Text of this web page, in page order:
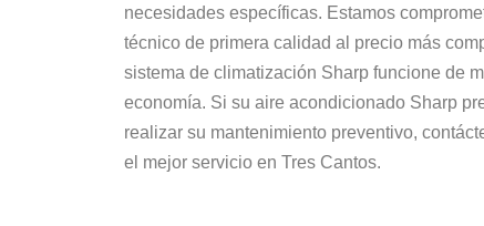
necesidades específicas. Estamos
técnico de primera calidad al precio más
sistema de climatización Sharp funcione de
economía. Si su aire acondicionado Sharp
realizar su mantenimiento preventivo,
el mejor servicio en Tres Cantos.